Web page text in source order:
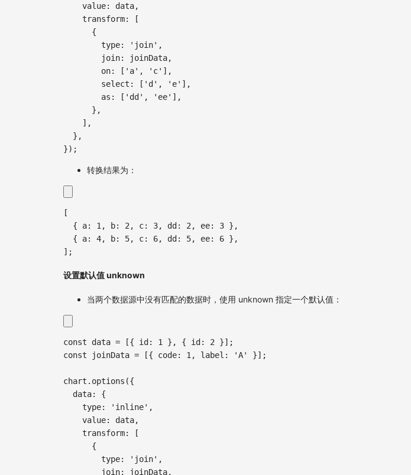
    value
: data,
    transform
:
[
{
        type
: 'join' ,
        join
: joinData,
        on
: [ 'a' , 'c' ] ,
        select
: [ 'd' , 'e' ] ,
as : [ 'dd' , 'ee' ] ,
} ,
] ,
} ,
}) ;
转换结果为：
[
{
a: 1 , b: 2 , c: 3, dd: 2 , ee: 3 } ,
{
a: 4, b: 5, c: 6, dd: 5, ee: 6 } ,
] ;
设置默认值 unknown
当两个数据源中没有匹配的数据时，使用 unknown 指定一个默认值：
const data = [{ id : 1 } , { id : 2 }] ;
const joinData = [{ code: 1 , label : 'A' }] ;
chart . options ({
  data
:
{
    type
: 'inline' ,
    value
: data,
    transform
:
[
{
        type
: 'join' ,
        join
: joinData,